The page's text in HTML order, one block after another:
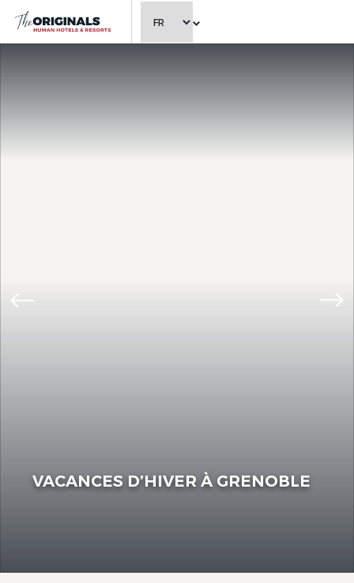
CHOISIR LA LANGUE
VACANCES D’HIVER À GRENOBLE